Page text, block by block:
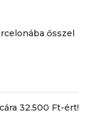
ősszel
32.500 Ft-ért!